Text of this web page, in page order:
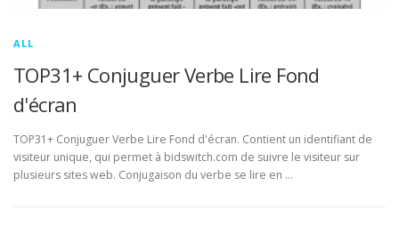
ALL
TOP31+ Conjuguer Verbe Lire Fond
d'écran
TOP31+ Conjuguer Verbe Lire Fond d'écran. Contient un identifiant de
visiteur unique, qui permet à bidswitch.com de suivre le visiteur sur
plusieurs sites web. Conjugaison du verbe se lire en …